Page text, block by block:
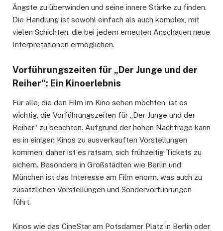
Ängste zu überwinden und seine innere Stärke zu finden.
Die Handlung ist sowohl einfach als auch komplex, mit
vielen Schichten, die bei jedem erneuten Anschauen neue
Interpretationen ermöglichen.
Vorführungszeiten für „Der Junge und der
Reiher“: Ein Kinoerlebnis
Für alle, die den Film im Kino sehen möchten, ist es
wichtig, die Vorführungszeiten für „Der Junge und der
Reiher“ zu beachten. Aufgrund der hohen Nachfrage kann
es in einigen Kinos zu ausverkauften Vorstellungen
kommen, daher ist es ratsam, sich frühzeitig Tickets zu
sichern. Besonders in Großstädten wie Berlin und
München ist das Interesse am Film enorm, was auch zu
zusätzlichen Vorstellungen und Sondervorführungen
führt.
Kinos wie das CineStar am Potsdamer Platz in Berlin oder